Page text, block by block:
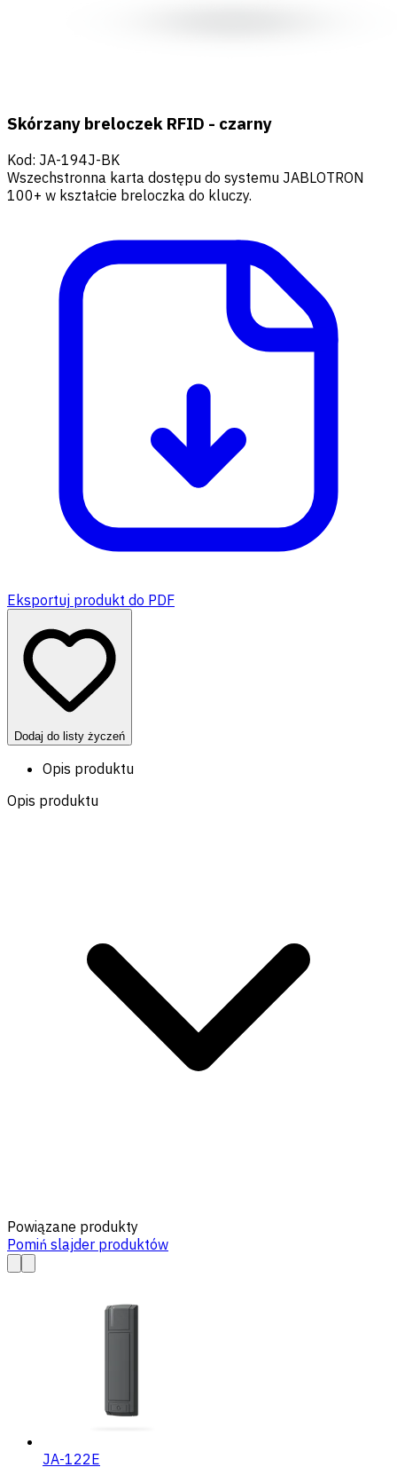
Skórzany breloczek RFID - czarny
Kod: JA-194J-BK
Wszechstronna karta dostępu do systemu JABLOTRON
100+ w kształcie breloczka do kluczy.
Eksportuj produkt do PDF
Dodaj do listy życzeń
Opis produktu
Opis produktu
Powiązane produkty
Pomiń slajder produktów
JA-122E